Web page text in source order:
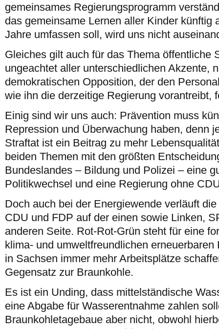
gemeinsames Regierungsprogramm
das gemeinsame Lernen aller Kinder künftig
Jahre umfassen soll, wird uns nicht
Gleiches gilt auch für das Thema öffentliche
ungeachtet aller unterschiedlichen Akzente,
demokratischen Opposition, der den
wie ihn die derzeitige Regierung vorantreibt,
Einig sind wir uns auch: Prävention muss
Repression und Überwachung haben, denn
Straftat ist ein Beitrag zu mehr
beiden Themen mit den größten
Bundeslandes – Bildung und Polizei – eine
Politikwechsel und eine Regierung ohne
Doch auch bei der Energiewende verläuft
CDU und FDP auf der einen sowie Linken,
anderen Seite. Rot-Rot-Grün steht für eine
klima- und umweltfreundlichen
in Sachsen immer mehr Arbeitsplätze
Gegensatz zur Braunkohle.
Es ist ein Unding, dass mittelständische
eine Abgabe für Wasserentnahme zahlen
Braunkohletagebaue aber nicht, obwohl